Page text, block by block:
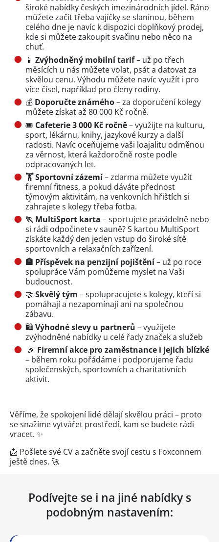
široké nabídky českých imezinárodních jídel. Ráno
můžete začít třeba vajíčky se slaninou, během
celého dne je navíc k dispozici doplňkový prodej,
kde si můžete zakoupit svačinu nebo něco na
chuť.
📱 Zvýhodněný mobilní tarif– už po třech
měsících u nás můžete volat, psát a datovat za
skvělou cenu. Výhodu můžete navíc využít i pro
více čísel, například pro členy rodiny.
💰 Doporučte známého– za doporučení kolegy
můžete získat až 80 000 Kč ročně.
🎟️ Cafeterie 3 000 Kč ročně– využijte na kulturu,
sport, lékárnu, knihy, jazykové kurzy a další
radosti. Navíc oceňujeme vaši loajalitu odměnou
za věrnost, která každoročně roste podle
odpracovaných let.
🏋️ Sportovní zázemí– zdarma můžete využít
firemní fitness, a pokud dáváte přednost
týmovým aktivitám, na venkovních hřištích si
zahrajete s kolegy třeba fotba.
🏃 MultiSport karta – sportujete pravidelně nebo
si rádi odpočinete v sauně? S kartou MultiSport
získáte každý den jeden vstup do široké sítě
sportovních a relaxačních zařízení.
🏦 Příspěvek na penzijní pojištění– už po roce
spolupráce Vám pomůžeme myslet na Vaši
budoucnost.
🤝 Skvělý tým – spolupracujete s kolegy, kteří si
pomáhají a nezapomínají ani na společnou
zábavu.
🛍️ Výhodné slevy u partnerů – využijete
zvýhodněné nabídky u celé řady značek a služeb
🎉 Firemní akce pro zaměstnance i jejich blízké
– během roku pořádáme i podporujeme řadu
společenských, sportovních a charitativních
aktivit.
Věříme, že spokojení lidé dělají skvělou práci – proto
se snažíme vytvářet prostředí, kam se budete rádi
vracet. ✨
📩 Pošlete své CV a začněte svojí cestu s Foxconnem
ještě dnes. 🚀
Podívejte se i na jiné nabídky s
podobným nastavením: